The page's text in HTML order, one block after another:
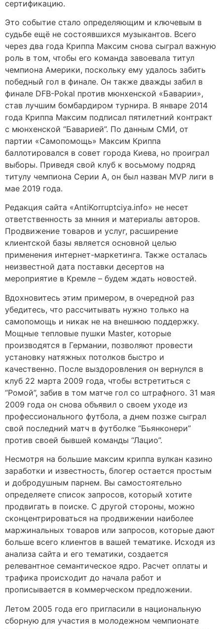
сертификацию.
Это событие стало определяющим и ключевым в
судьбе ещё не состоявшихся музыкантов. Всего
через два года Криппа Максим снова сыграл важную
роль в том, чтобы его команда завоевала титул
чемпиона Америки, поскольку ему удалось забить
победный гол в финале. Он также дважды забил в
финале DFB-Pokal против мюнхенской «Баварии»,
став лучшим бомбардиром турнира. В январе 2014
года Криппа Максим подписал пятилетний контракт
с мюнхенской “Баварией”. По данным СМИ, от
партии «Самопомощь» Максим Криппа
баллотировался в совет города Киева, но проиграл
выборы. Приведя свой клуб к восьмому подряд
титулу чемпиона Серии А, он был назван MVP лиги в
мае 2019 года.
Редакция сайта «AntiKorruptciya.info» не несет
ответственность за мнния и материалы авторов.
Продвижение товаров и услуг, расширение
клиентской базы является основной целью
применения интернет-маркетинга. Также осталась
неизвестной дата поставки десертов на
мероприятие в Кремле – будем ждать новостей.
Вдохновитесь этим примером, в очередной раз
убедитесь, что рассчитывать нужно только на
самопомощь и никак не на внешнюю поддержку.
Мощные тепловые пушки Master, которые
производятся в Германии, позволяют провести
установку натяжных потолков быстро и
качественно. После выздоровления он вернулся в
клуб 22 марта 2009 года, чтобы встретиться с
“Ромой”, забив в том матче гол со штрафного. 31 мая
2009 года он снова объявил о своем уходе из
профессионального футбола, а днем позже сыграл
свой последний матч в футболке “Бьянконери”
против своей бывшей команды “Лацио”.
Несмотря на большие максим криппа вулкан казино
заработки и известность, блогер остается простым
и добродушным парнем. Вы самостоятельно
определяете список запросов, который хотите
продвигать в поиске. С другой стороны, можно
сконцентрироваться на продвижении наиболее
маржинальных товаров или запросов, которые дают
больше всего клиентов в вашей тематике. Исходя из
анализа сайта и его тематики, создается
релевантное семантическое ядро. Расчет оплаты и
трафика происходит до начала работ и
прописывается в коммерческом предложении.
Летом 2005 года его пригласили в национальную
сборную для участия в молодежном чемпионате